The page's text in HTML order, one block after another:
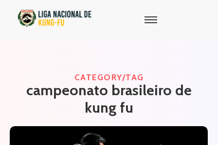
CATEGORY/TAG
campeonato brasileiro de
kung fu